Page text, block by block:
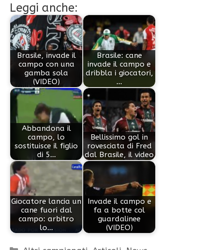
Leggi anche:
Brasile, invade il
campo con una
gamba sola
(VIDEO)
Brasile: cane
invade il campo e
dribbla i giocatori,
…
Abbandona il
campo, lo
sostituisce il figlio
di 5…
Bellissimo gol in
rovesciata di Fred
dal Brasile, il video
Giocatore lancia un
cane fuori dal
campo: arbitro
lo…
Invade il campo e
fa a botte col
guardalinee
(VIDEO)